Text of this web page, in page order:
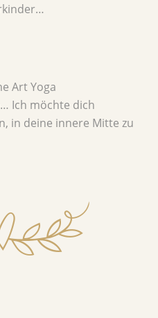
Art Yoga
Ich möchte dich
in deine innere Mitte zu